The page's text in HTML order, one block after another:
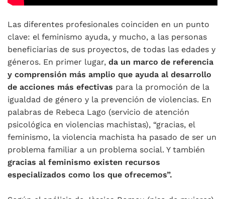
Las diferentes profesionales coinciden en un punto
clave: el feminismo ayuda, y mucho, a las personas
beneficiarias de sus proyectos, de todas las edades y
géneros. En primer lugar, da un marco de referencia
y comprensión más amplio que ayuda al desarrollo
de acciones más efectivas para la promoción de la
igualdad de género y la prevención de violencias. En
palabras de Rebeca Lago (servicio de atención
psicológica en violencias machistas), “gracias, el
feminismo, la violencia machista ha pasado de ser un
problema familiar a un problema social. Y también
gracias al feminismo existen recursos
especializados como los que ofrecemos”.